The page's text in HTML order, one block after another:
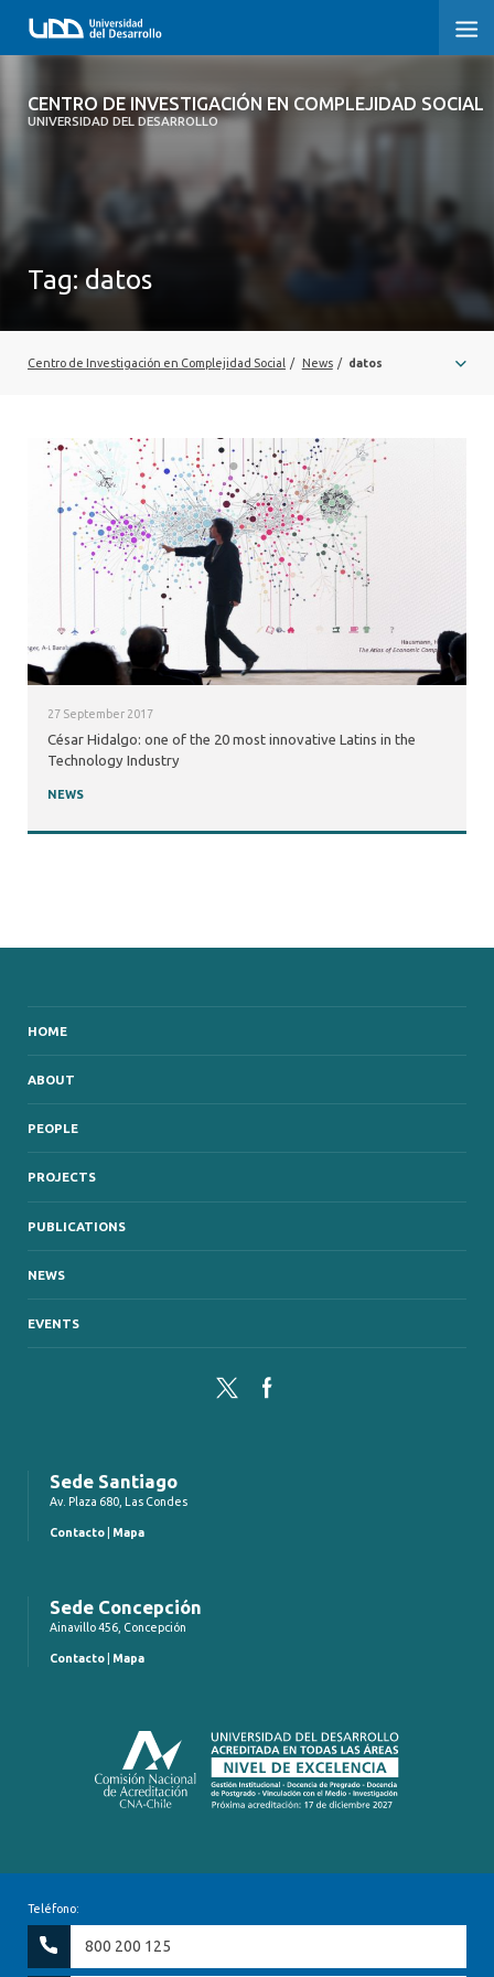
CENTRO DE INVESTIGACIÓN EN COMPLEJIDAD SOCIAL
UNIVERSIDAD DEL DESARROLLO
CENTRO DE INVESTIGACIÓN EN
COMPLEJIDAD SOCIAL
PEOPLE
PUBLICATIONS
EVENTS
Tag:datos
Centro de Investigación en Complejidad Social / News / datos
27 September 2017
César Hidalgo: one of the 20 most innovative Latins in the
Technology Industry
NEWS
HOME
ABOUT
PEOPLE
PROJECTS
PUBLICATIONS
NEWS
EVENTS
Twitter Facebook
Sede Santiago
Av. Plaza 680, Las Condes
Contacto Mapa
Sede Concepción
Ainavillo 456, Concepción
Contacto Mapa
Teléfono:
800 200 125